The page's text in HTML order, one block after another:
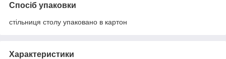
Спосіб упаковки
стільниця столу упаковано в картон
Характеристики